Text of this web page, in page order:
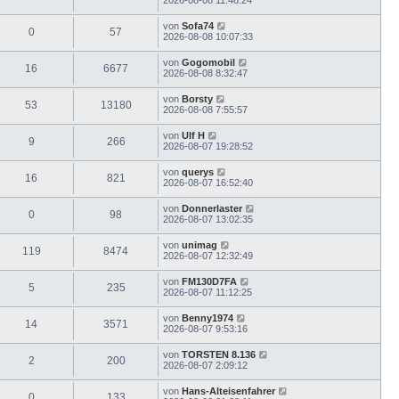
0 57 von Sofa74
2026-08-08 10:07:33
16 6677 von Gogomobil
2026-08-08 8:32:47
53 13180 von Borsty
2026-08-08 7:55:57
9 266 von Ulf H
2026-08-07 19:28:52
16 821 von querys
2026-08-07 16:52:40
0 98 von Donnerlaster
2026-08-07 13:02:35
119 8474 von unimag
2026-08-07 12:32:49
5 235 von FM130D7FA
2026-08-07 11:12:25
14 3571 von Benny1974
2026-08-07 9:53:16
2 200 von TORSTEN 8.136
2026-08-07 2:09:12
von Hans-Alteisenfahrer